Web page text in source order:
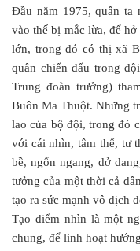
Đầu năm 1975, quân ta
vào thế bị mắc lừa, để
lớn, trong đó có thị xã
quân chiến đấu trong
Trung đoàn trưởng)
Buôn Ma Thuột. Những
lao của bộ đội, trong đó
với cái nhìn, tâm thế, tư
bề, ngổn ngang, dở
tưởng của một thời cả
tạo ra sức mạnh vô địch
Tạo điểm nhìn là một
chung, để linh hoạt